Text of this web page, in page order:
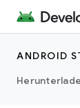
ANDROID